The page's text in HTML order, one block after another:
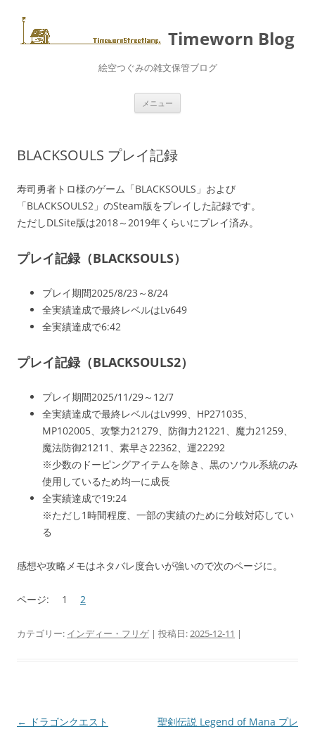
ン
テ
ツ Timeworn Blog
絵空つぐみの雑文保管ブログ
メニュー
BLACKSOULS プレイ記録
寿司勇者トロ様のゲーム「BLACKSOULS」および
「BLACKSOULS2」のSteam版をプレイした記録です。
ただしDLSite版は2018～2019年くらいにプレイ済み。
プレイ記録（BLACKSOULS）
プレイ期間2025/8/23～8/24
全実績達成で最終レベルはLv649
全実績達成で6:42
プレイ記録（BLACKSOULS2）
プレイ期間2025/11/29～12/7
全実績達成で最終レベルはLv999、HP271035、
MP102005、攻撃力21279、防御力21221、魔力21259、
魔法防御21211、素早さ22362、運22292
※少数のドーピングアイテムを除き、黒のソウル系統のみ
使用しているため均一に成長
全実績達成で19:24
※ただし1時間程度、一部の実績のために分岐対応してい
る
感想や攻略メモはネタバレ度合いが強いので次のページに。
ページ: 1 2
カテゴリー: インディー・フリゲ | 投稿日:2025-12-11 |
投
← ドラゴンクエスト
聖剣伝説 Legend of Mana プレ